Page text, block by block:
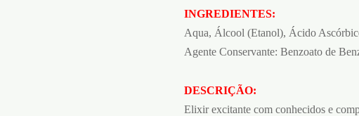
INGREDIENTES:
Aqua, Álcool (Etanol), Ácido
Agente Conservante: Benzoato de
DESCRIÇÃO:
Elixir excitante com conhecidos e